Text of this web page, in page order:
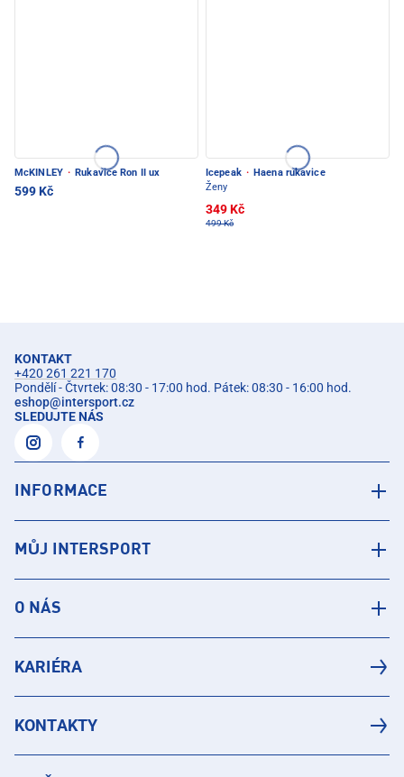
McKINLEY · Rukavice Ron II ux
599 Kč
Icepeak · Haena rukavice
Ženy
349 Kč
499 Kč
KONTAKT
+420 261 221 170
Pondělí - Čtvrtek: 08:30 - 17:00 hod. Pátek: 08:30 - 16:00 hod.
eshop@intersport.cz
SLEDUJTE NÁS
INFORMACE
MŮJ INTERSPORT
O NÁS
KARIÉRA
KONTAKTY